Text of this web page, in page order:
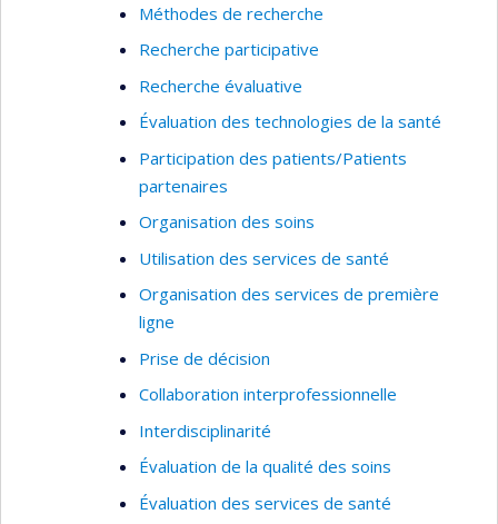
santé et la recherche en santé. J'utilise des
l'analyse du discours, les synthèses de
connaissances et les approches participatives.
Méthodes de recherche
Recherche participative
Recherche évaluative
Évaluation des technologies de la santé
Participation des patients/Patients
partenaires
Organisation des soins
Utilisation des services de santé
Organisation des services de première
ligne
Prise de décision
Collaboration interprofessionnelle
Interdisciplinarité
Évaluation de la qualité des soins
Évaluation des services de santé